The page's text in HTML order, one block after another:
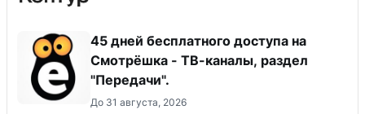
45 дней бесплатного доступа на
Смотрёшка - ТВ-каналы, раздел
"Передачи".
До 31 августа, 2026